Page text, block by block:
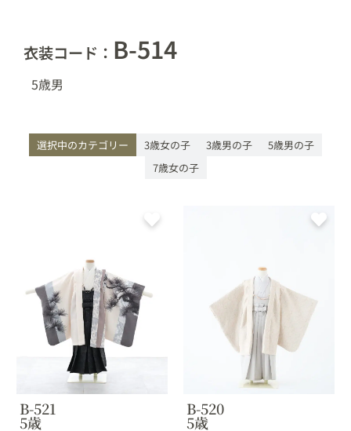
衣装コード： B-514
5歳男
選択中のカテゴリー 3歳女の子 3歳男の子
5歳男の子
7歳女の子
B-521
5歳
B-520
5歳